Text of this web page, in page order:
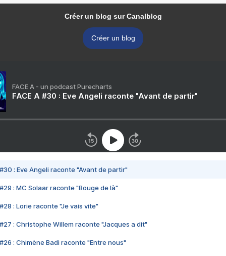
Créer un blog sur Canalblog
Créer un blog
FACE A - un podcast Purecharts
FACE A #30 : Eve Angeli raconte "Avant de partir"
#30 : Eve Angeli raconte "Avant de partir"
#29 : MC Solaar raconte "Bouge de là"
#28 : Lorie raconte "Je vais vite"
#27 : Christophe Willem raconte "Jacques a dit"
#26 : Chimène Badi raconte "Entre nous"